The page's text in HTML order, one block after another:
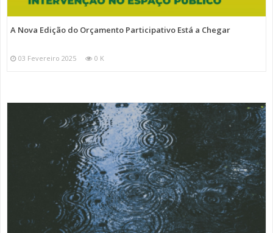
A Nova Edição do Orçamento Participativo Está a Chegar
03 Fevereiro 2025 0 K